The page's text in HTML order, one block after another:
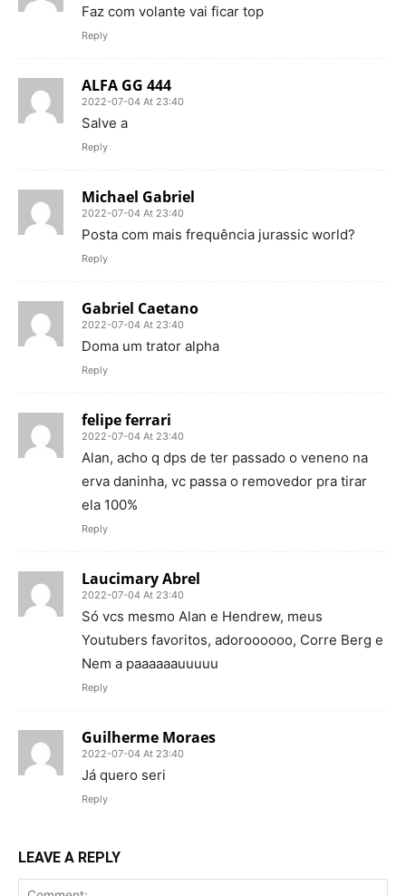
Faz com volante vai ficar top
Reply
ALFA GG 444
2022-07-04 At 23:40
Salve a
Reply
Michael Gabriel
2022-07-04 At 23:40
Posta com mais frequência jurassic world?
Reply
Gabriel Caetano
2022-07-04 At 23:40
Doma um trator alpha
Reply
felipe ferrari
2022-07-04 At 23:40
Alan, acho q dps de ter passado o veneno na
erva daninha, vc passa o removedor pra tirar
ela 100%
Reply
Laucimary Abrel
2022-07-04 At 23:40
Só vcs mesmo Alan e Hendrew, meus
Youtubers favoritos, adoroooooo, Corre Berg e
Nem a paaaaaauuuuu
Reply
Guilherme Moraes
2022-07-04 At 23:40
Já quero seri
Reply
LEAVE A REPLY